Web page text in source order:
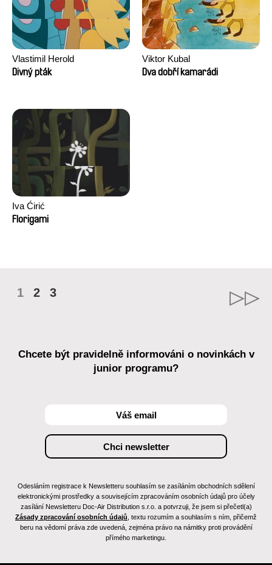
Vlastimil Herold
Divný pták
Viktor Kubal
Dva dobří kamarádi
Iva Ćirić
Florigami
1 2 3
Chcete být pravidelně informováni o novinkách v
junior programu?
Odesláním registrace k Newsletteru souhlasím se zasíláním obchodních sdělení
elektronickými prostředky a souvisejícím zpracováním osobních údajů pro účely
zasílání Newsletteru Doc-Air Distribution s.r.o. a potvrzuji, že jsem si přečetl(a)
Zásady zpracování osobních údajů , textu rozumím a souhlasím s ním, přičemž
beru na vědomí práva zde uvedená, zejména právo na námitky proti provádění
přímého marketingu.